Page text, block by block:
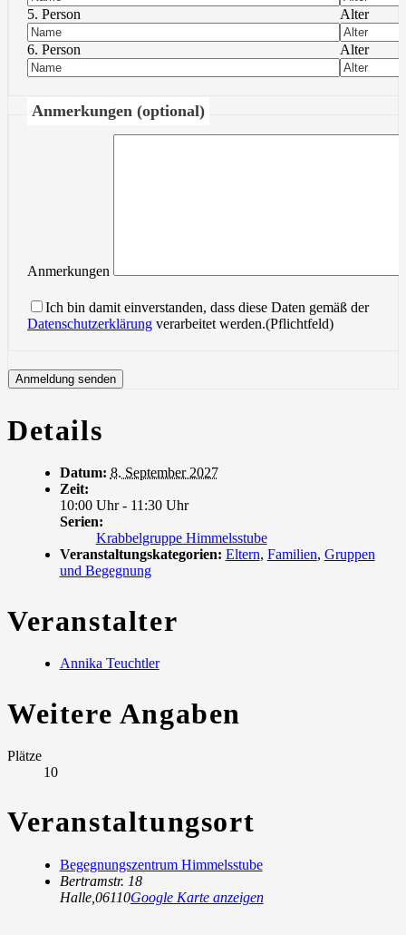
5. Person Alter
6. Person Alter
Anmerkungen (optional)
Anmerkungen
Ich bin damit einverstanden, dass diese Daten gemäß der
Datenschutzerklärung verarbeitet werden.(Pflichtfeld)
Details
Datum: 8. September 2027
Zeit:
10:00 Uhr - 11:30 Uhr
Serien:
Krabbelgruppe Himmelsstube
Veranstaltungskategorien: Eltern, Familien, Gruppen
und Begegnung
Veranstalter
Annika Teuchtler
Weitere Angaben
Plätze
10
Veranstaltungsort
Begegnungszentrum Himmelsstube
Bertramstr. 18
Halle, 06110Google Karte anzeigen